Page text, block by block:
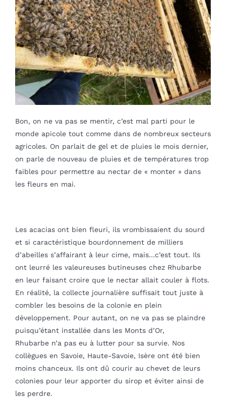
Blog
mon panier
mon compte
Français
Bon, on ne va pas se mentir, c’est mal parti pour le
monde apicole tout comme dans de nombreux secteurs
agricoles. On parlait de gel et de pluies le mois dernier,
on parle de nouveau de pluies et de températures trop
faibles pour permettre au nectar de « monter » dans
les fleurs en mai.
Les acacias ont bien fleuri, ils vrombissaient du sourd
et si caractéristique bourdonnement de milliers
d’abeilles s’affairant à leur cime, mais…c’est tout. Ils
ont leurré les valeureuses butineuses chez Rhubarbe
en leur faisant croire que le nectar allait couler à flots.
En réalité, la collecte journalière suffisait tout juste à
combler les besoins de la colonie en plein
développement. Pour autant, on ne va pas se plaindre
puisqu’étant installée dans les Monts d’Or,
Rhubarbe n’a pas eu à lutter pour sa survie. Nos
collègues en Savoie, Haute-Savoie, Isère ont été bien
moins chanceux. Ils ont dû courir au chevet de leurs
colonies pour leur apporter du sirop et éviter ainsi de
les perdre.